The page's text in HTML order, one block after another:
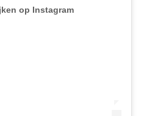
op Instagram